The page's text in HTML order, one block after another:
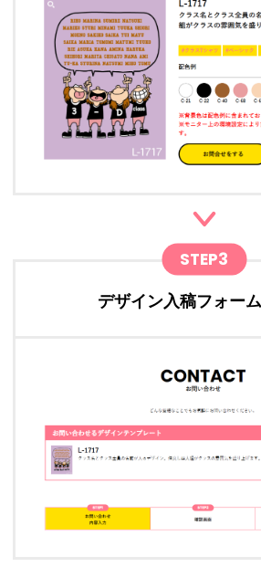
STEP3
デザイン入稿フォー